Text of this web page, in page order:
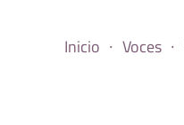
Inicio Voces